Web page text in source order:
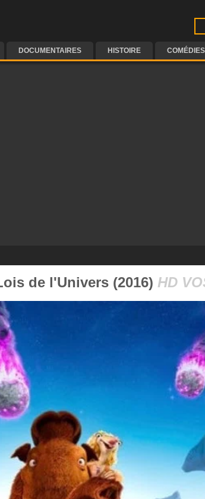
DOCUMENTAIRES HISTOIRE COMÉDIES
de l'Univers (2016) HD